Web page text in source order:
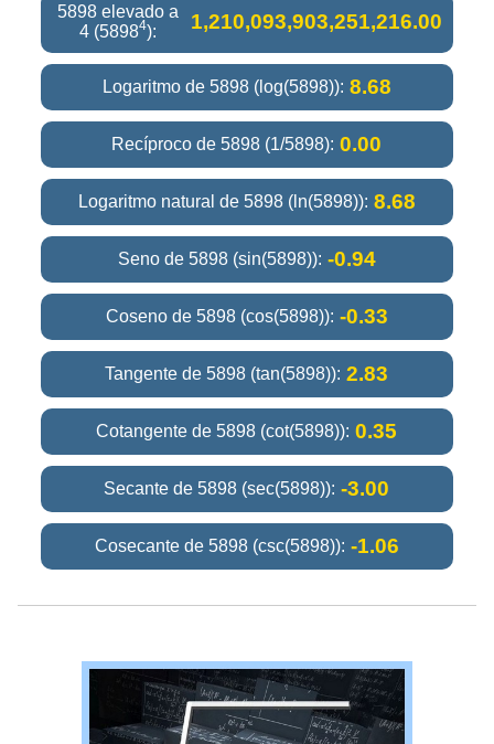
5898 elevado a
4 (58984): 1,210,093,903,251,216.00
Logaritmo de 5898 (log(5898)): 8.68
Recíproco de 5898 (1/5898): 0.00
Logaritmo natural de 5898 (ln(5898)): 8.68
Seno de 5898 (sin(5898)): -0.94
Coseno de 5898 (cos(5898)): -0.33
Tangente de 5898 (tan(5898)): 2.83
Cotangente de 5898 (cot(5898)): 0.35
Secante de 5898 (sec(5898)): -3.00
Cosecante de 5898 (csc(5898)): -1.06